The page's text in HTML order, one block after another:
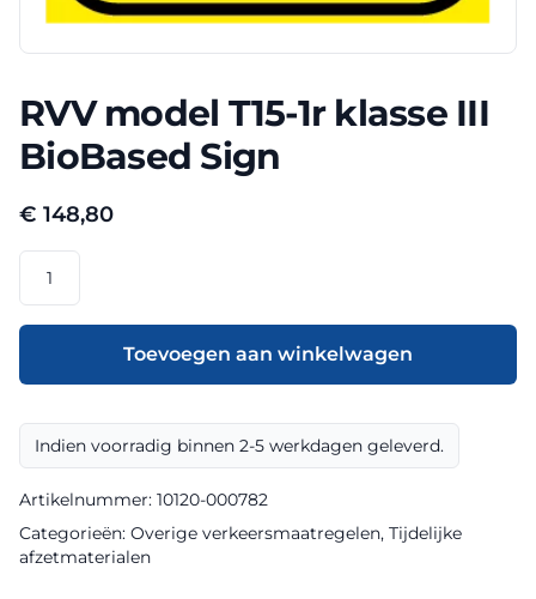
RVV model T15-1r klasse III
BioBased Sign
€ 148,80
model
T15-
klasse
BioBased
Sign
aantal
Toevoegen aan winkelwagen
Indien voorradig binnen 2-5 werkdagen geleverd.
Artikelnummer: 10120-000782
Categorieën: Overige verkeersmaatregelen, Tijdelijke
afzetmaterialen